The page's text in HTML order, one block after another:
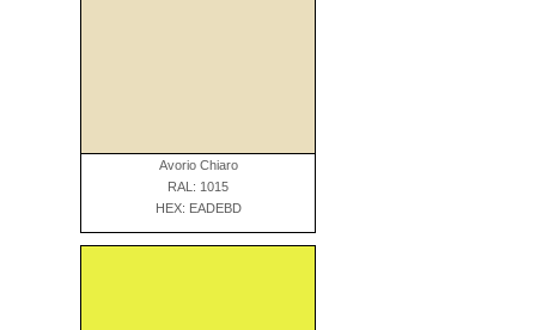
Avorio Chiaro
RAL: 1015
HEX: EADEBD